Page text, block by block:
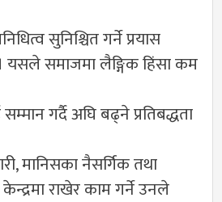
सुनिश्चित गर्ने प्रयास
यसले समाजमा लैङ्गिक हिंसा कम
गर्दै अघि बढ्ने प्रतिबद्धता
मानिसका नैसर्गिक तथा
राखेर काम गर्ने उनले